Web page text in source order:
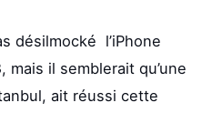
désilmocké l’iPhone
, mais il semblerait qu’une
ait réussi cette